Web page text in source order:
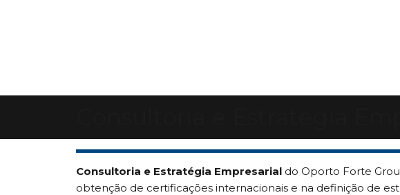
Consultoria e Estratégia Empresarial do Oporto Forte
obtenção de certificações internacionais e na definição de